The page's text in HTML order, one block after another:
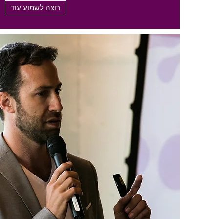
רוצה לשמוע עוד